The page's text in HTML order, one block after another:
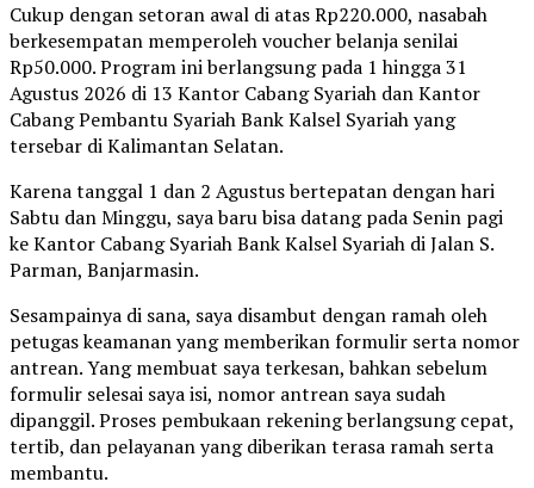
Cukup dengan setoran awal di atas Rp220.000, nasabah
berkesempatan memperoleh voucher belanja senilai
Rp50.000. Program ini berlangsung pada 1 hingga 31
Agustus 2026 di 13 Kantor Cabang Syariah dan Kantor
Cabang Pembantu Syariah Bank Kalsel Syariah yang
tersebar di Kalimantan Selatan.
Karena tanggal 1 dan 2 Agustus bertepatan dengan hari
Sabtu dan Minggu, saya baru bisa datang pada Senin pagi
ke Kantor Cabang Syariah Bank Kalsel Syariah di Jalan S.
Parman, Banjarmasin.
Sesampainya di sana, saya disambut dengan ramah oleh
petugas keamanan yang memberikan formulir serta nomor
antrean. Yang membuat saya terkesan, bahkan sebelum
formulir selesai saya isi, nomor antrean saya sudah
dipanggil. Proses pembukaan rekening berlangsung cepat,
tertib, dan pelayanan yang diberikan terasa ramah serta
membantu.